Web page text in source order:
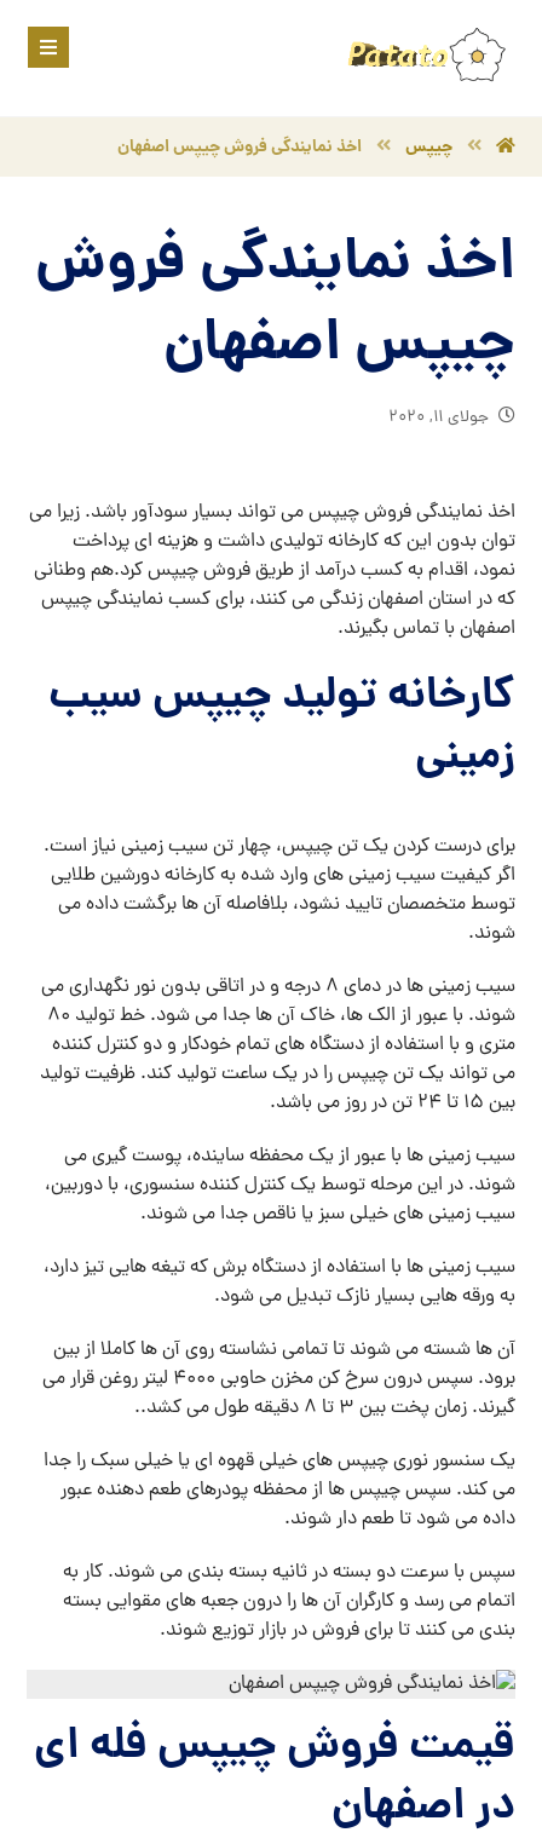
چیپس اخذ نمایندگی فروش چیپس اصفهان
اخذ نمایندگی فروش
چیپس اصفهان
جولای ۱۱, ۲۰۲۰
اخذ نمایندگی فروش چیپس می تواند بسیار سودآور باشد. زیرا می
توان بدون این که کارخانه تولیدی داشت و هزینه ای پرداخت
نمود، اقدام به کسب درآمد از طریق فروش چیپس کرد.هم وطنانی
که در استان اصفهان زندگی می کنند، برای کسب نمایندگی چیپس
اصفهان با تماس بگیرند.
کارخانه تولید چیپس سیب
زمینی
برای درست کردن یک تن چیپس، چهار تن سیب زمینی نیاز است.
اگر کیفیت سیب زمینی های وارد شده به کارخانه دورشین طلایی
توسط متخصصان تایید نشود، بلافاصله آن ها برگشت داده می
شوند.
سیب زمینی ها در دمای 8 درجه و در اتاقی بدون نور نگهداری می
شوند. با عبور از الک ها، خاک آن ها جدا می شود. خط تولید 80
متری و با استفاده از دستگاه های تمام خودکار و دو کنترل کننده
می تواند یک تن چیپس را در یک ساعت تولید کند. ظرفیت تولید
بین 15 تا 24 تن در روز می باشد.
سیب زمینی ها با عبور از یک محفظه ساینده، پوست گیری می
شوند. در این مرحله توسط یک کنترل کننده سنسوری، با دوربین،
سیب زمینی های خیلی سبز یا ناقص جدا می شوند.
سیب زمینی ها با استفاده از دستگاه برش که تیغه هایی تیز دارد،
به ورقه هایی بسیار نازک تبدیل می شود.
آن ها شسته می شوند تا تمامی نشاسته روی آن ها کاملا از بین
برود. سپس درون سرخ کن مخزن حاوبی 4000 لیتر روغن قرار می
گیرند. زمان پخت بین 3 تا 8 دقیقه طول می کشد..
یک سنسور نوری چیپس های خیلی قهوه ای یا خیلی سبک را جدا
می کند. سپس چیپس ها از محفظه پودرهای طعم دهنده عبور
داده می شود تا طعم دار شوند.
سپس با سرعت دو بسته در ثانیه بسته بندی می شوند. کار به
اتمام می رسد و کارگران آن ها را درون جعبه های مقوایی بسته
بندی می کنند تا برای فروش در بازار توزیع شوند.
قیمت فروش چیپس فله ای
در اصفهان